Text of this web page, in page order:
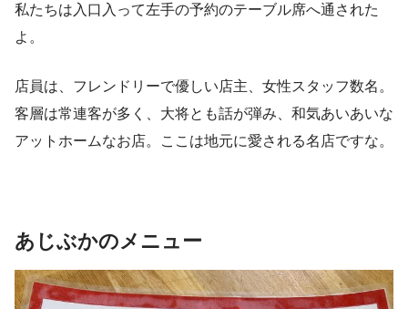
私たちは入口入って左手の予約のテーブル席へ通された
よ。
店員は、フレンドリーで優しい店主、女性スタッフ数名。
客層は常連客が多く、大将とも話が弾み、和気あいあいな
アットホームなお店。ここは地元に愛される名店ですな。
あじぶかのメニュー